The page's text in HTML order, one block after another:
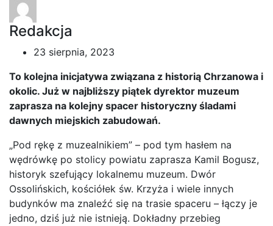
Redakcja
23 sierpnia, 2023
To kolejna inicjatywa związana z historią Chrzanowa i
okolic. Już w najbliższy piątek dyrektor muzeum
zaprasza na kolejny spacer historyczny śladami
dawnych miejskich zabudowań.
„Pod rękę z muzealnikiem” – pod tym hasłem na
wędrówkę po stolicy powiatu zaprasza Kamil Bogusz,
historyk szefujący lokalnemu muzeum. Dwór
Ossolińskich, kościółek św. Krzyża i wiele innych
budynków ma znaleźć się na trasie spaceru – łączy je
jedno, dziś już nie istnieją. Dokładny przebieg